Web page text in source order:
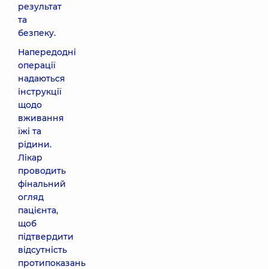
результат
та
безпеку.
Напередодні
операції
надаються
інструкції
щодо
вживання
їжі та
рідини.
Лікар
проводить
фінальний
огляд
пацієнта,
щоб
підтвердити
відсутність
протипоказань